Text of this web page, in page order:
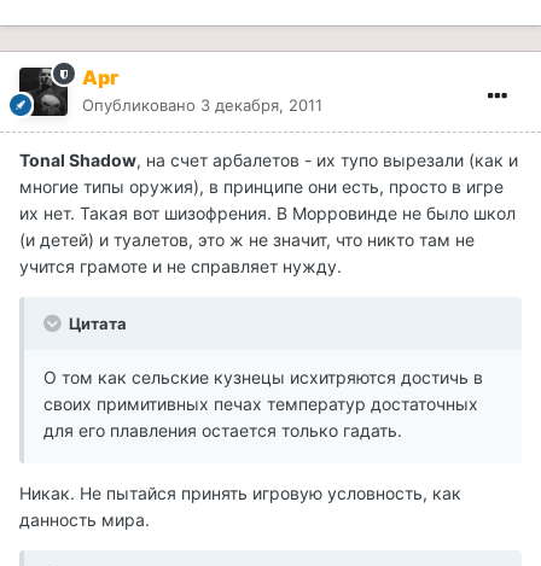
Арг
Опубликовано 3 декабря, 2011
Tonal Shadow, на счет арбалетов - их тупо вырезали (как и
многие типы оружия), в принципе они есть, просто в игре
их нет. Такая вот шизофрения. В Морровинде не было школ
(и детей) и туалетов, это ж не значит, что никто там не
учится грамоте и не справляет нужду.
Цитата
О том как сельские кузнецы исхитряются достичь в
своих примитивных печах температур достаточных
для его плавления остается только гадать.
Никак. Не пытайся принять игровую условность, как
данность мира.